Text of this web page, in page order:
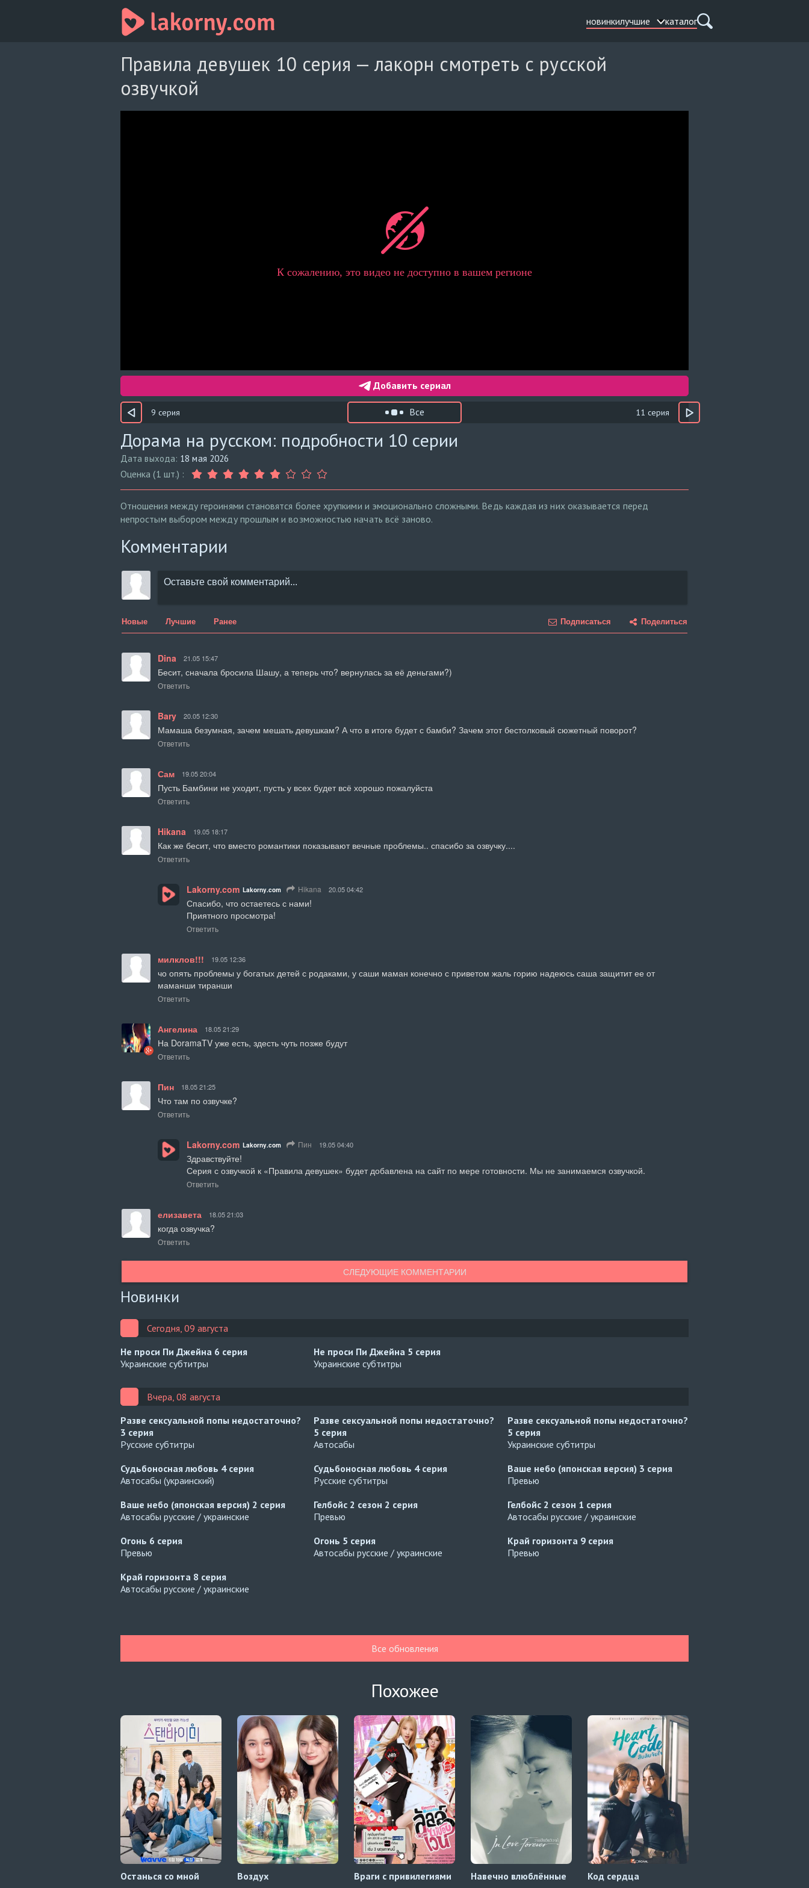
новинкилучшие каталог
Правила девушек 10 серия — лакорн смотреть с русской
озвучкой
Добавить сериал
9 серия Все 11 серия
Дорама на русском: подробности 10 серии
Дата выхода: 18 мая 2026
Оценка (1 шт.) :
Отношения между героинями становятся более хрупкими и эмоционально сложными. Ведь каждая из них оказывается перед
непростым выбором между прошлым и возможностью начать всё заново.
Комментарии
Новые Лучшие Ранее Подписаться Поделиться
Dina 21.05 15:47
Бесит, сначала бросила Шашу, а теперь что? вернулась за её деньгами?)
Ответить
Bary 20.05 12:30
Мамаша безумная, зачем мешать девушкам? А что в итоге будет с бамби? Зачем этот бестолковый сюжетный поворот?
Ответить
Сам 19.05 20:04
Пусть Бамбини не уходит, пусть у всех будет всё хорошо пожалуйста
Ответить
Hikana 19.05 18:17
Как же бесит, что вместо романтики показывают вечные проблемы.. спасибо за озвучку....
Ответить
Lakorny.com Lakorny.com Hikana 20.05 04:42
Спасибо, что остаетесь с нами!
Приятного просмотра!
Ответить
милклов!!! 19.05 12:36
чо опять проблемы у богатых детей с родаками, у саши маман конечно с приветом жаль горию надеюсь саша защитит ее от
маманши тиранши
Ответить
Ангелина 18.05 21:29
На DoramaTV уже есть, здесть чуть позже будут
Ответить
Пин 18.05 21:25
Что там по озвучке?
Ответить
Lakorny.com Lakorny.com Пин 19.05 04:40
Здравствуйте!
Серия с озвучкой к «Правила девушек» будет добавлена на сайт по мере готовности. Мы не занимаемся озвучкой.
Ответить
елизавета 18.05 21:03
когда озвучка?
Ответить
СЛЕДУЮЩИЕ КОММЕНТАРИИ
Новинки
Сегодня, 09 августа
Не проси Пи Джейна 6 серия
Украинские субтитры
Не проси Пи Джейна 5 серия
Украинские субтитры
Вчера, 08 августа
Разве сексуальной попы недостаточно?
3 серия
Русские субтитры
Разве сексуальной попы недостаточно?
5 серия
Автосабы
Разве сексуальной попы недостаточно?
5 серия
Украинские субтитры
Судьбоносная любовь 4 серия
Автосабы (украинский)
Судьбоносная любовь 4 серия
Русские субтитры
Ваше небо (японская версия) 3 серия
Превью
Ваше небо (японская версия) 2 серия
Автосабы русские / украинские
Гелбойс 2 сезон 2 серия
Превью
Гелбойс 2 сезон 1 серия
Автосабы русские / украинские
Огонь 6 серия
Превью
Огонь 5 серия
Автосабы русские / украинские
Край горизонта 9 серия
Превью
Край горизонта 8 серия
Автосабы русские / украинские
Все обновления
Похожее
Останься со мной Воздух Враги с привилегиями Навечно влюблённые Код сердца